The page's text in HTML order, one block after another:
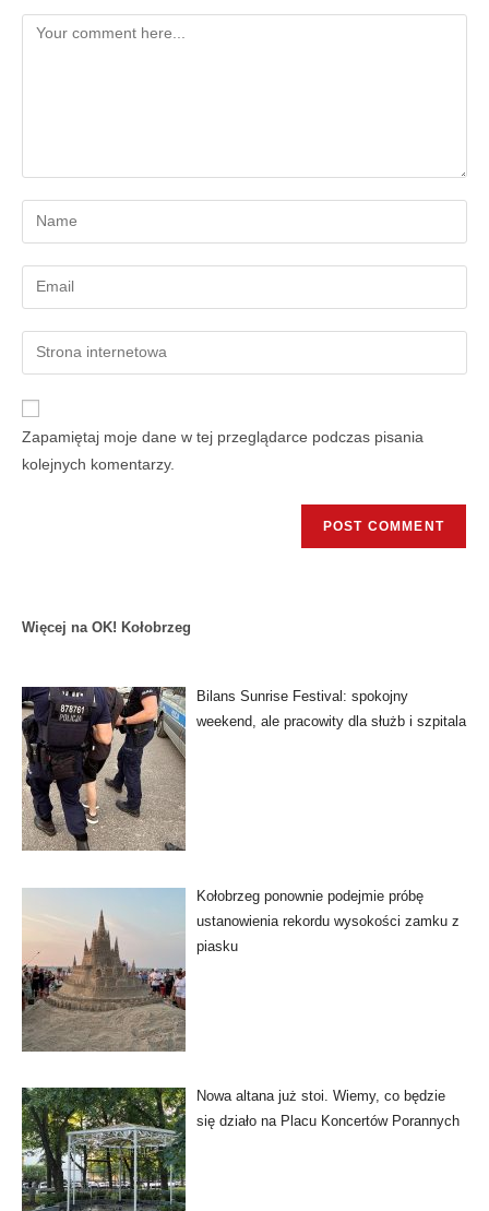
Zapamiętaj moje dane w tej przeglądarce podczas pisania
kolejnych komentarzy.
Więcej na OK! Kołobrzeg
Bilans Sunrise Festival: spokojny
weekend, ale pracowity dla służb i szpitala
Kołobrzeg ponownie podejmie próbę
ustanowienia rekordu wysokości zamku z
piasku
Nowa altana już stoi. Wiemy, co będzie
się działo na Placu Koncertów Porannych